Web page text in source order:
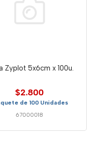
Zyplot 5x6cm x 100u.
$2.800
de 100 Unidades
67000018